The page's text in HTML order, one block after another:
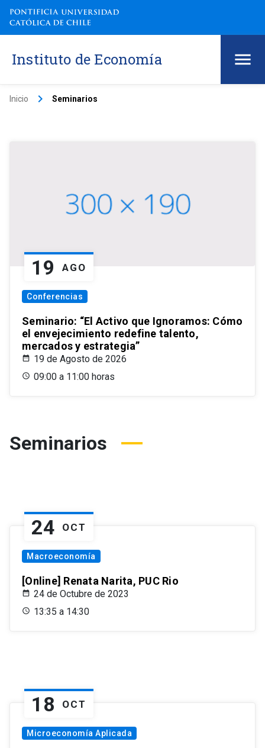
Instituto de Economía
Inicio keyboard_arrow_right Seminarios
19 AGO
Conferencias
Seminario: “El Activo que Ignoramos: Cómo
el envejecimiento redefine talento,
mercados y estrategia”
19 de Agosto de 2026
09:00 a 11:00 horas
Seminarios
24 OCT
Macroeconomía
[Online] Renata Narita, PUC Rio
24 de Octubre de 2023
13:35 a 14:30
18 OCT
Microeconomía Aplicada